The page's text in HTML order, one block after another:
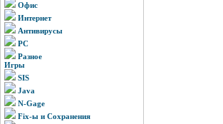
Офис
Интернет
Антивирусы
PC
Разное
Игры
SIS
Java
N-Gage
Fix-ы и Сохранения